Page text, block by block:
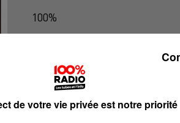
100%
de votre vie privée est notre priorité